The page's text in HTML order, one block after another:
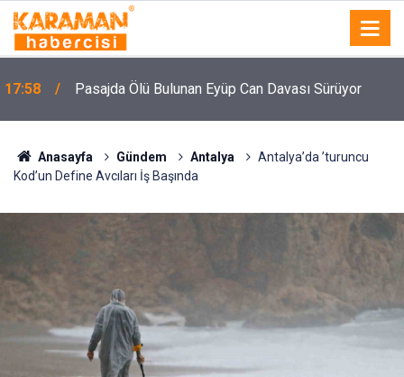
17:58 Pasajda Ölü Bulunan Eyüp Can Davası Sürüyor
Anasayfa Gündem Antalya
Antalya’da ’turuncu
Kod’un Define Avcıları İş Başında